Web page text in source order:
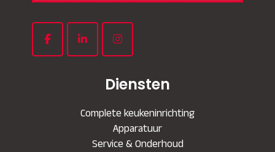
Diensten
Complete keukeninrichting
Apparatuur
Service & Onderhoud